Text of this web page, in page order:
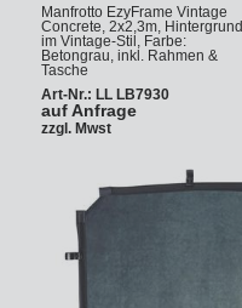
Manfrotto EzyFrame Vintage
Concrete, 2x2,3m, Hintergrund
im Vintage-Stil, Farbe:
Betongrau, inkl. Rahmen &
Tasche
Art-Nr.: LL LB7930
auf Anfrage
zzgl. Mwst